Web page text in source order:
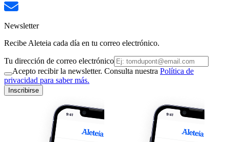
Newsletter
Recibe Aleteia cada día en tu correo electrónico.
Tu dirección de correo electrónico
Acepto recibir la newsletter. Consulta nuestra Política de
privacidad para saber más.
Inscribirse